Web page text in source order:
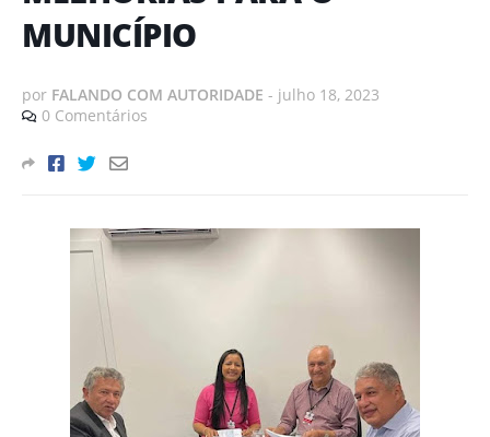
MUNICÍPIO
por FALANDO COM AUTORIDADE - julho 18, 2023
0 Comentários